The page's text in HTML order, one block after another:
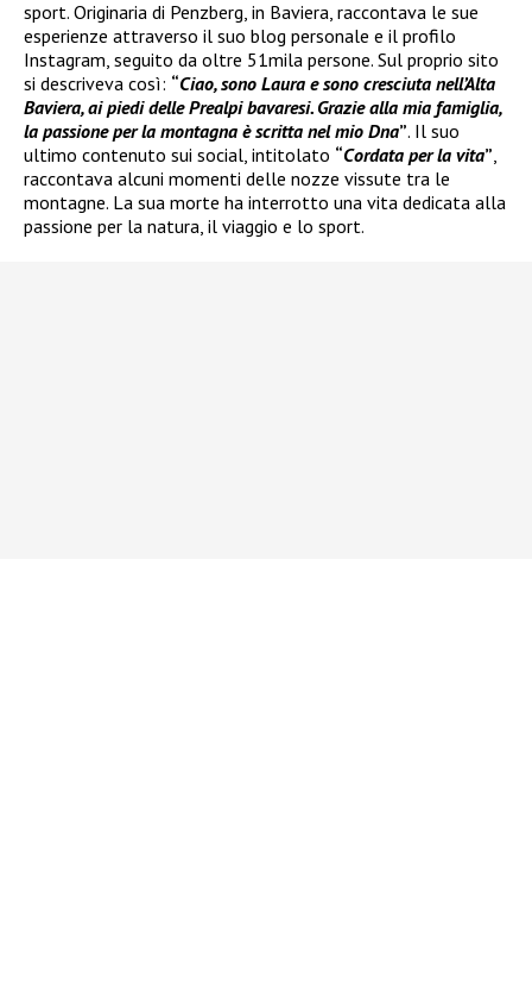
sport. Originaria di Penzberg, in Baviera, raccontava le sue
esperienze attraverso il suo blog personale e il profilo
Instagram, seguito da oltre 51mila persone. Sul proprio sito
si descriveva così: “Ciao, sono Laura e sono cresciuta nell’Alta
Baviera, ai piedi delle Prealpi bavaresi. Grazie alla mia famiglia,
la passione per la montagna è scritta nel mio Dna”. Il suo
ultimo contenuto sui social, intitolato “Cordata per la vita”
raccontava alcuni momenti delle nozze vissute tra le
montagne. La sua morte ha interrotto una vita dedicata alla
passione per la natura, il viaggio e lo sport.